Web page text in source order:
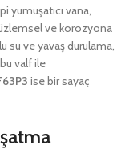
yumuşatıcı vana,
ve korozyona
su ve yavaş durulama,
valf ile
ise bir sayaç